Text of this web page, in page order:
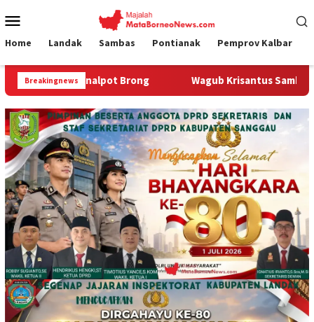
ke
Mobile
Home Landak Sambas Pontianak Pemprov Kalbar
Breakingnews
Brong Wagub Krisantus Sambut Kembali